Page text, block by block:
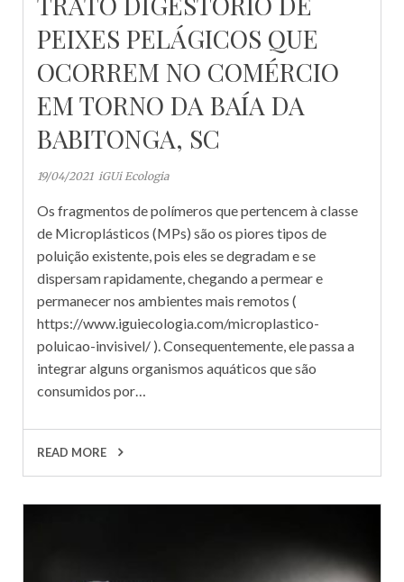
PEIXES PELÁGICOS QUE
OCORREM NO COMÉRCIO
EM TORNO DA BAÍA DA
BABITONGA, SC
19/04/2021 iGUi Ecologia
Os fragmentos de polímeros que pertencem à classe
de Microplásticos (MPs) são os piores tipos de
poluição existente, pois eles se degradam e se
dispersam rapidamente, chegando a permear e
permanecer nos ambientes mais remotos (
https://www.iguiecologia.com/microplastico-
poluicao-invisivel/ ). Consequentemente, ele passa a
integrar alguns organismos aquáticos que são
consumidos por…
READ MORE